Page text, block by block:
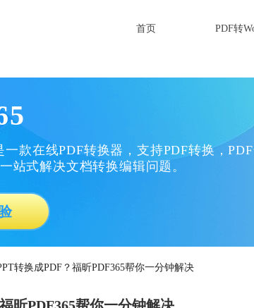
首页 PDF转
一款在线PDF转换器，支持PDF转换，PDF
站式解决文档转换编辑问题。
转换成PDF？福昕PDF365帮你一分钟解决